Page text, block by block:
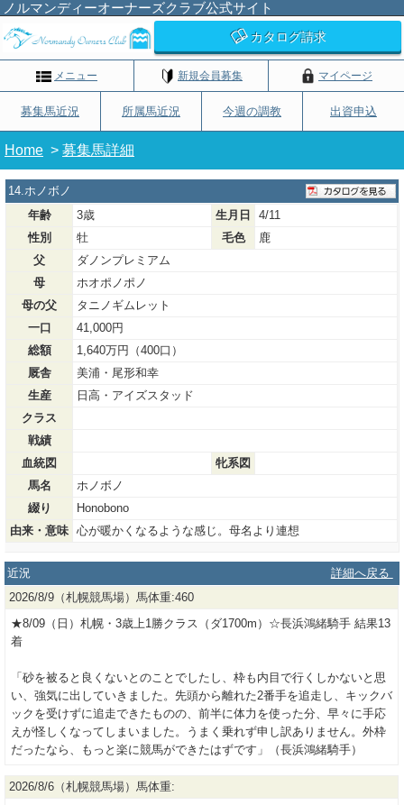
ノルマンディーオーナーズクラブ公式サイト
カタログ請求
メニュー 新規会員募集 マイページ
募集馬近況 所属馬近況 今週の調教 出資申込
Home > 募集馬詳細
14.ホノボノ
年齢
3歳 生月日
4/11
性別
牡 毛色
鹿
父
ダノンプレミアム
母
ホオポノポノ
母の父
タニノギムレット
一口
41,000円
総額
1,640万円（400口）
厩舎
美浦・尾形和幸
生産
日高・アイズスタッド
クラス
戦績
血統図
牝系図
馬名
ホノボノ
綴り
Honobono
由来・意味
心が暖かくなるような感じ。母名より連想
近況
詳細へ戻る
2026/8/9（札幌競馬場）馬体重:460
★8/09（日）札幌・3歳上1勝クラス（ダ1700m）☆長浜鴻緒騎手 結果13
着
「砂を被ると良くないとのことでしたし、枠も内目で行くしかないと思
い、強気に出していきました。先頭から離れた2番手を追走し、キックバ
ックを受けずに追走できたものの、前半に体力を使った分、早々に手応
えが怪しくなってしまいました。うまく乗れず申し訳ありません。外枠
だったなら、もっと楽に競馬ができたはずです」（長浜鴻緒騎手）
2026/8/6（札幌競馬場）馬体重: